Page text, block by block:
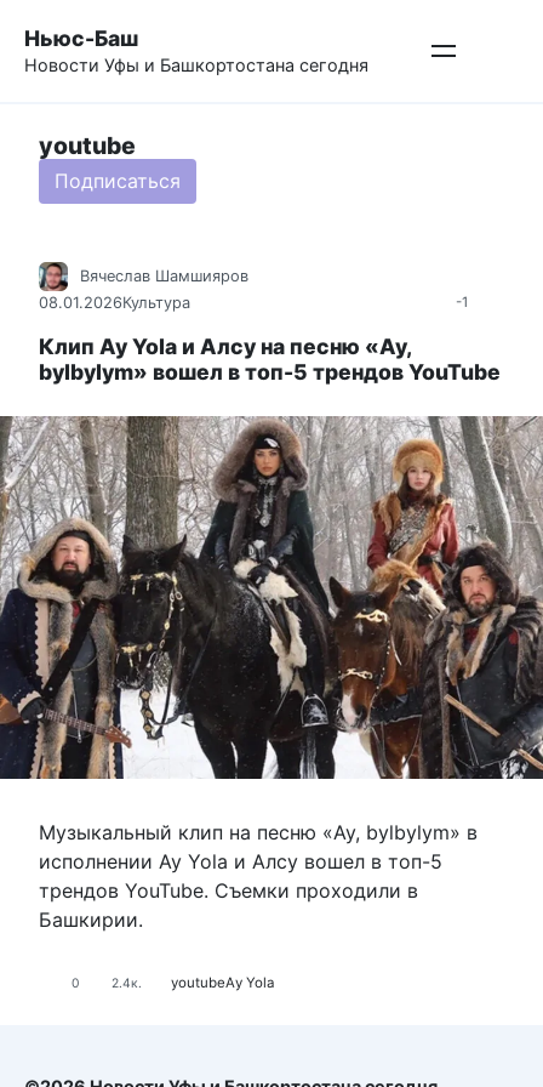
контенту
Ньюс-Баш
Новости Уфы и Башкортостана сегодня
youtube
Подписаться
-1
Вячеслав Шамшияров
08.01.2026Культура
Клип Ay Yola и Алсу на песню «Ay,
bylbylym» вошел в топ-5 трендов YouTube
Музыкальный клип на песню «Ay, bylbylym» в
исполнении Ay Yola и Алсу вошел в топ-5
трендов YouTube. Съемки проходили в
Башкирии.
0 2.4к. youtubeАy Yola